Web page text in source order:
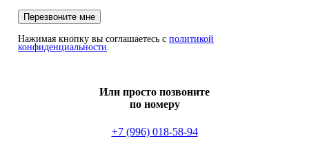
Нажимая кнопку вы соглашаетесь с политикой
конфиденциальности.
Или просто позвоните
по номеру
+7 (996) 018-58-94